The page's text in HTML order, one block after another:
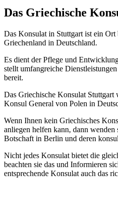
Das Griechische
Das Konsulat in Stuttgart ist ein Ort
Griechenland in Deutschland.
Es dient der Pflege und
stellt umfangreiche
bereit.
Das Griechische Konsulat
Konsul General von Polen in
Wenn Ihnen kein Griechisches
anliegen helfen kann, dann wenden
Botschaft in Berlin und deren
Nicht jedes Konsulat bietet die
beachten sie das und Informieren
entsprechende Konsulat auch das